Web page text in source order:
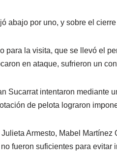
abajo por uno, y sobre el
para la visita, que se llevó el
en ataque, sufrieron un
Sucarrat intentaron mediante
de pelota lograron
Armesto, Mabel
fueron suficientes para evitar